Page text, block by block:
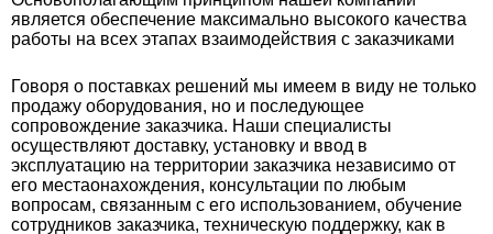
является обеспечение максимально высокого качества
работы на всех этапах взаимодействия с заказчиками
Говоря о поставках решений мы имеем в виду не только
продажу оборудования, но и последующее
сопровождение заказчика. Наши специалисты
осуществляют доставку, установку и ввод в
эксплуатацию на территории заказчика независимо от
его местаонахождения, консультации по любым
вопросам, связанным с его использованием, обучение
сотрудников заказчика, техническую поддержку, как в